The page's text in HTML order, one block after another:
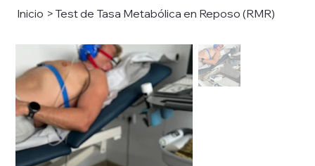
Inicio > Test de Tasa Metabólica en Reposo (RMR)